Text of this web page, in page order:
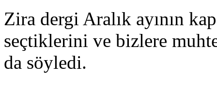
Zira dergi Aralık ayının
seçtiklerini ve bizlere
da söyledi.